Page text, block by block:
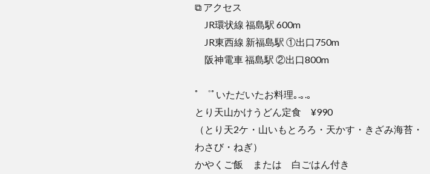
⧉ アクセス
JR環状線 福島駅 600m
JR東西線 新福島駅 ①出口750m
阪神電車 福島駅 ②出口800m
ﾟ ゜ﾟいただいたお料理｡.｡.｡
とり天山かけうどん定食 ¥990
（とり天2ケ・山いもとろろ・天かす・きざみ海苔・
わさび・ねぎ）
かやくご飯 または 白ごはん付き